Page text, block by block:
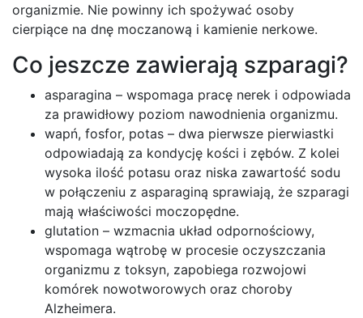
organizmie. Nie powinny ich spożywać osoby
cierpiące na dnę moczanową i kamienie nerkowe.
Co jeszcze zawierają szparagi?
asparagina – wspomaga pracę nerek i odpowiada
za prawidłowy poziom nawodnienia organizmu.
wapń, fosfor, potas – dwa pierwsze pierwiastki
odpowiadają za kondycję kości i zębów. Z kolei
wysoka ilość potasu oraz niska zawartość sodu
w połączeniu z asparaginą sprawiają, że szparagi
mają właściwości moczopędne.
glutation – wzmacnia układ odpornościowy,
wspomaga wątrobę w procesie oczyszczania
organizmu z toksyn, zapobiega rozwojowi
komórek nowotworowych oraz choroby
Alzheimera.